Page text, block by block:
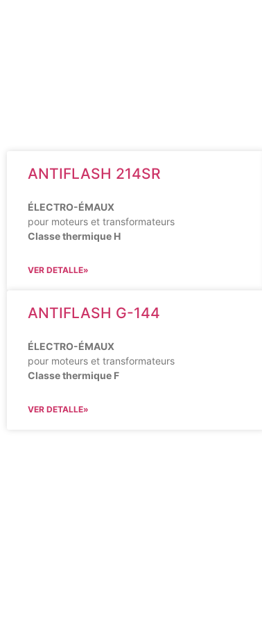
ANTIFLASH 214SR
ÉLECTRO-ÉMAUX
pour moteurs et transformateurs
Classe thermique H
VER DETALLE»
ANTIFLASH G-144
ÉLECTRO-ÉMAUX
pour moteurs et transformateurs
Classe thermique F
VER DETALLE»